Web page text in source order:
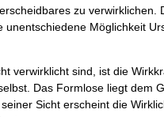
zu verwirklichen.
Möglichkeit
verwirklicht sind, ist die
Das Formlose liegt dem
Sicht erscheint die